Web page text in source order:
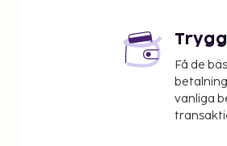
Nivåskillnad
Stora nivåskillnader inom
Babyset (säng, lakan, stol)
Få de
vanliga